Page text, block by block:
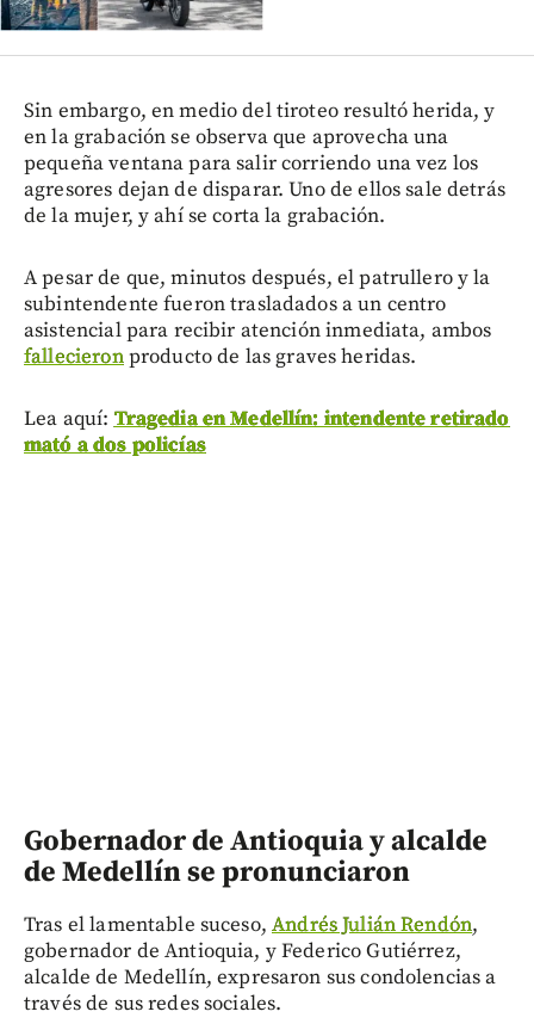
Sin embargo, en medio del tiroteo resultó herida, y
en la grabación se observa que aprovecha una
pequeña ventana para salir corriendo una vez los
agresores dejan de disparar. Uno de ellos sale detrás
de la mujer, y ahí se corta la grabación.
A pesar de que, minutos después, el patrullero y la
subintendente fueron trasladados a un centro
asistencial para recibir atención inmediata, ambos
fallecieronproducto de las graves heridas.
Lea aquí: Tragedia en Medellín: intendente retirado
mató a dos policías
Gobernador de Antioquia y alcalde
de Medellín se pronunciaron
Tras el lamentable suceso,Andrés Julián Rendón,
gobernador de Antioquia, y Federico Gutiérrez,
alcalde de Medellín, expresaron sus condolencias a
través de sus redes sociales.